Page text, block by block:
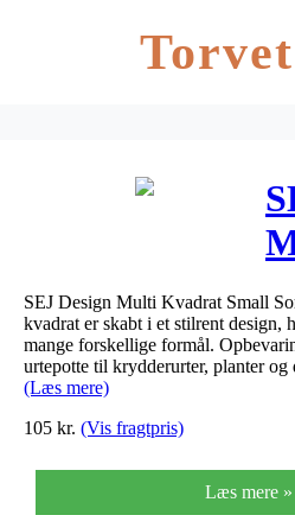
SEJ Design Multi Kvadrat Small
kvadrat er skabt i et stilrent design,
mange forskellige formål.
urtepotte til krydderurter, planter
(Læs mere)
105 kr. (Vis fragtpris)
Læs mere »